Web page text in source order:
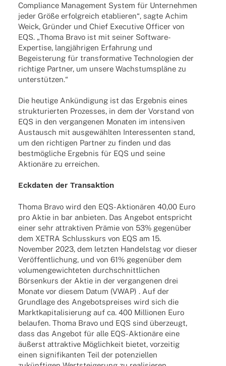
Compli­ance Manage­ment System für Unter­neh­men
jeder Größe erfolg­reich etablie­ren“, sagte Achim
Weick, Grün­der und Chief Execu­tive Offi­cer von
EQS. „Thoma Bravo ist mit seiner Soft­­ware-
Exper­­tise, lang­jäh­ri­gen Erfah­rung und
Begeis­te­rung für trans­for­ma­tive Tech­no­lo­gien der
rich­tige Part­ner, um unsere Wachs­tums­pläne zu
unterstützen.“
Die heutige Ankün­di­gung ist das Ergeb­nis eines
struk­tu­rier­ten Prozes­ses, in dem der Vorstand von
EQS in den vergan­ge­nen Mona­ten im inten­si­ven
Austausch mit ausge­wähl­ten Inter­es­sen­ten stand,
um den rich­ti­gen Part­ner zu finden und das
best­mög­li­che Ergeb­nis für EQS und seine
Aktio­näre zu erreichen.
Eckda­ten der Transaktion
Thoma Bravo wird den EQS-Aktio­­nä­­ren 40,00 Euro
pro Aktie in bar anbie­ten. Das Ange­bot entspricht
einer sehr attrak­ti­ven Prämie von 53% gegen­über
dem XETRA Schluss­kurs von EQS am 15.
Novem­ber 2023, dem letz­ten Handels­tag vor dieser
Veröf­fent­li­chung, und von 61% gegen­über dem
volu­men­ge­wich­te­ten durch­schnitt­li­chen
Börsen­kurs der Aktie in der vergan­ge­nen drei
Monate vor diesem Datum (VWAP) . Auf der
Grund­lage des Ange­bots­prei­ses wird sich die
Markt­ka­pi­ta­li­sie­rung auf ca. 400 Millio­nen Euro
belau­fen. Thoma Bravo und EQS sind über­zeugt,
dass das Ange­bot für alle EQS-Aktio­­näre eine
äußerst attrak­tive Möglich­keit bietet, vorzei­tig
einen signi­fi­kan­ten Teil der poten­zi­el­len